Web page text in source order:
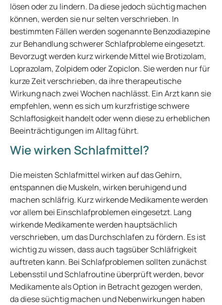
lösen oder zu lindern. Da diese jedoch süchtig machen
können, werden sie nur selten verschrieben. In
bestimmten Fällen werden sogenannte Benzodiazepine
zur Behandlung schwerer Schlafprobleme eingesetzt.
Bevorzugt werden kurz wirkende Mittel wie Brotizolam,
Loprazolam, Zolpidem oder Zopiclon. Sie werden nur für
kurze Zeit verschrieben, da ihre therapeutische
Wirkung nach zwei Wochen nachlässt. Ein Arzt kann sie
empfehlen, wenn es sich um kurzfristige schwere
Schlaflosigkeit handelt oder wenn diese zu erheblichen
Beeinträchtigungen im Alltag führt.
Wie wirken Schlafmittel?
Die meisten Schlafmittel wirken auf das Gehirn,
entspannen die Muskeln, wirken beruhigend und
machen schläfrig. Kurz wirkende Medikamente werden
vor allem bei Einschlafproblemen eingesetzt. Lang
wirkende Medikamente werden hauptsächlich
verschrieben, um das Durchschlafen zu fördern. Es ist
wichtig zu wissen, dass auch tagsüber Schläfrigkeit
auftreten kann. Bei Schlafproblemen sollten zunächst
Lebensstil und Schlafroutine überprüft werden, bevor
Medikamente als Option in Betracht gezogen werden,
da diese süchtig machen und Nebenwirkungen haben